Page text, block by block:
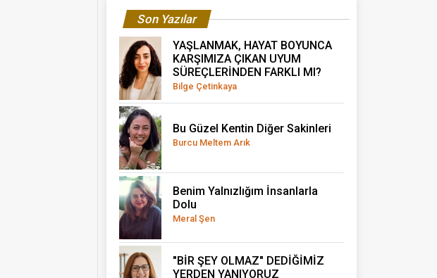
Son Yazılar
YAŞLANMAK, HAYAT BOYUNCA
KARŞIMIZA ÇIKAN UYUM
SÜREÇLERİNDEN FARKLI MI?
Bilge Çetinkaya
Bu Güzel Kentin Diğer Sakinleri
Burcu Meltem Arık
Benim Yalnızlığım İnsanlarla
Dolu
Meral Şen
"BİR ŞEY OLMAZ" DEDİĞİMİZ
YERDEN YANIYORUZ